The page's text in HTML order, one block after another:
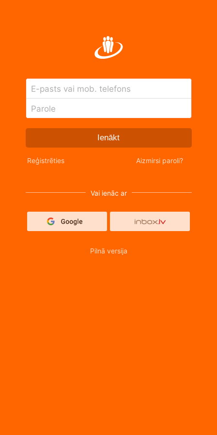
E-pasts vai mob. telefons
Parole
Ienākt
Reģistrēties Aizmirsi paroli?
Vai ienāc ar
Pilnā versija